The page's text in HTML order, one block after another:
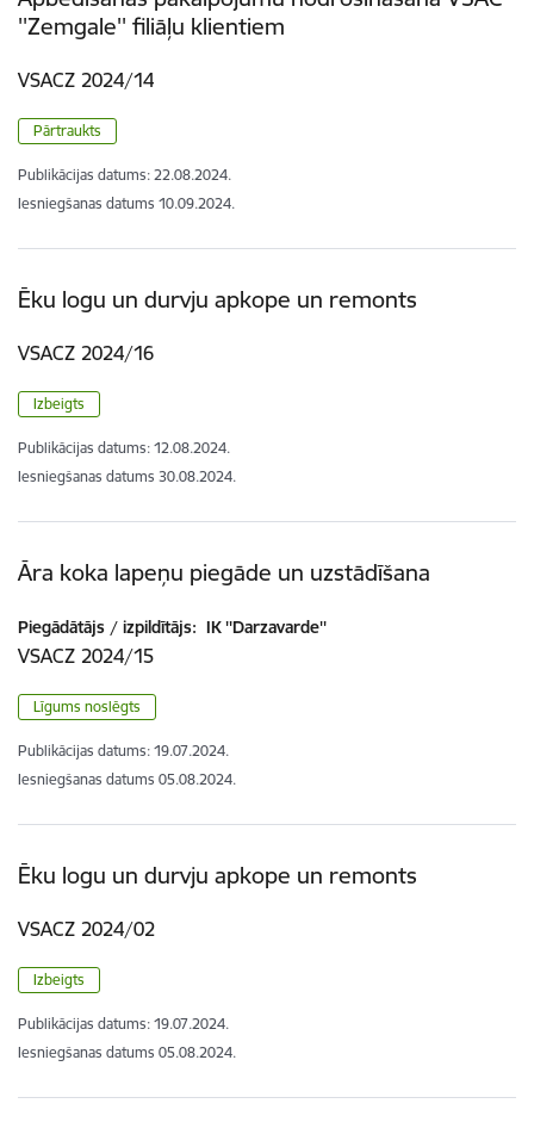
''Zemgale'' filiāļu klientiem
VSACZ 2024/14
Pārtraukts
Publikācijas datums: 22.08.2024.
Iesniegšanas datums 10.09.2024.
Ēku logu un durvju apkope un remonts
VSACZ 2024/16
Izbeigts
Publikācijas datums: 12.08.2024.
Iesniegšanas datums 30.08.2024.
Āra koka lapeņu piegāde un uzstādīšana
Piegādātājs / izpildītājs: IK ''Darzavarde''
VSACZ 2024/15
Līgums noslēgts
Publikācijas datums: 19.07.2024.
Iesniegšanas datums 05.08.2024.
Ēku logu un durvju apkope un remonts
VSACZ 2024/02
Izbeigts
Publikācijas datums: 19.07.2024.
Iesniegšanas datums 05.08.2024.